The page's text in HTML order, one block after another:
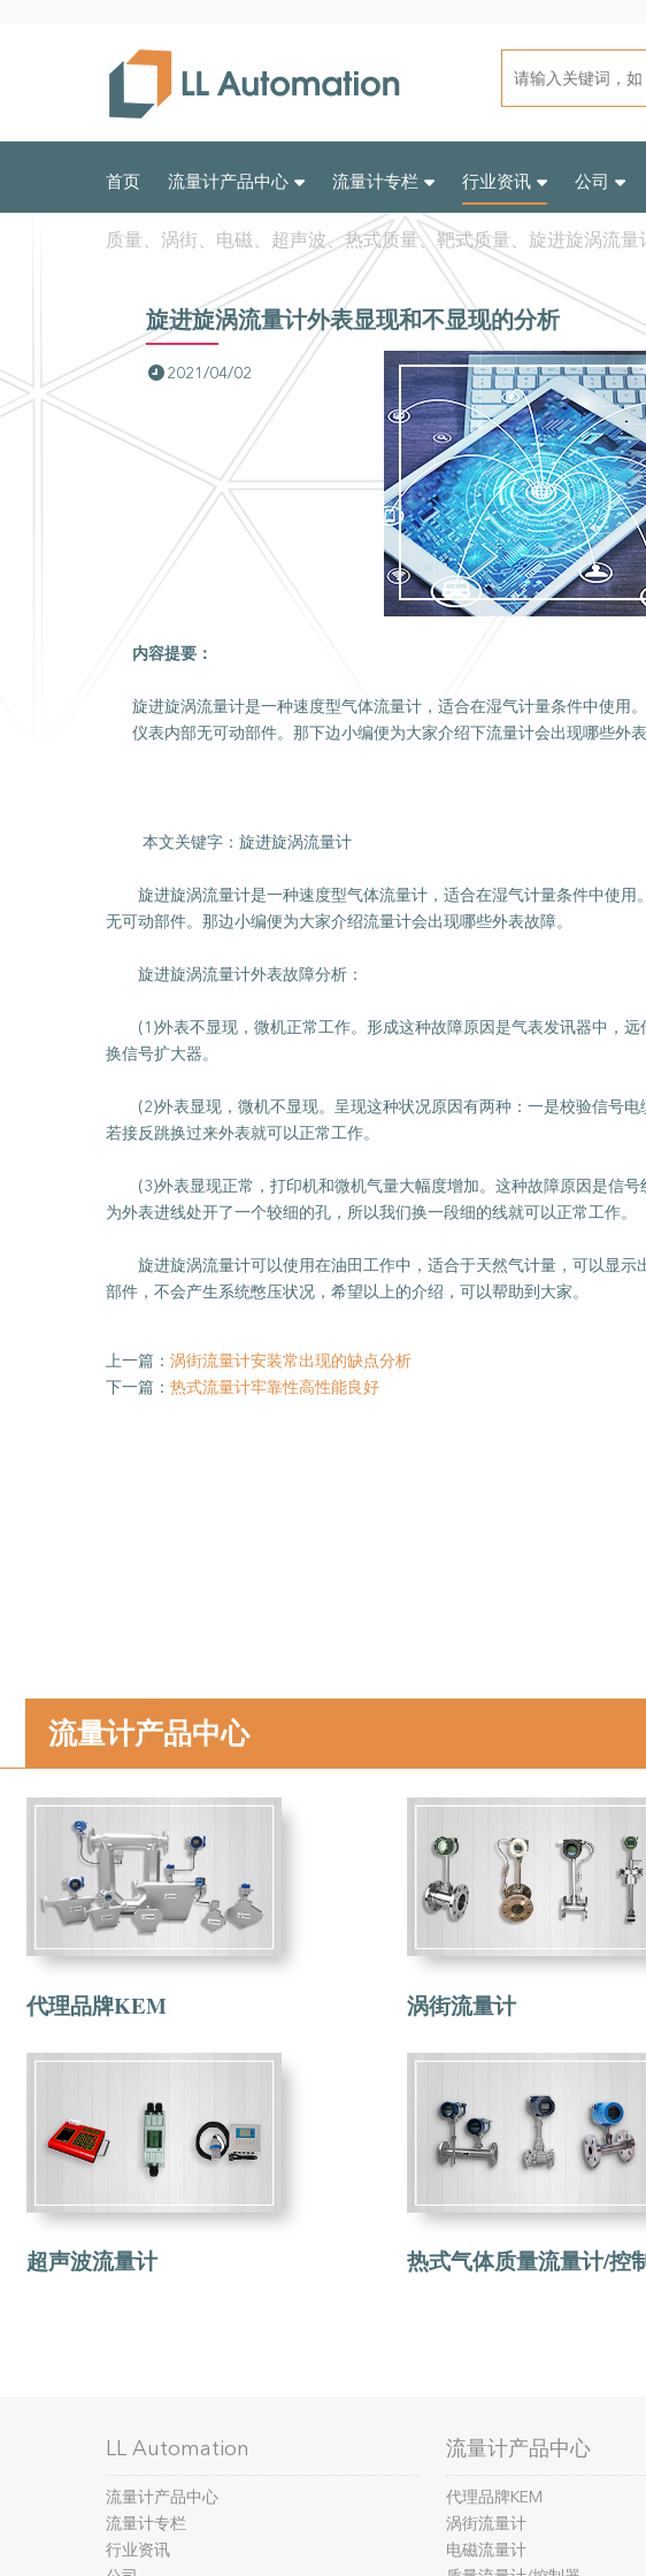
首页 流量计产品中心 流量计专栏 行业资讯 公司
质量、涡街、电磁、超声波、热式质量、靶式质量、旋进旋涡流量
旋进旋涡流量计外表显现和不显现的分析
2021/04/02
内容提要：
旋进旋涡流量计是一种速度型气体流量计，适合在湿气计量条件中使用
仪表内部无可动部件。那下边小编便为大家介绍下流量计会出现哪些
本文关键字：旋进旋涡流量计
旋进旋涡流量计是一种速度型气体流量计，适合在湿气计量条件中使用
无可动部件。那边小编便为大家介绍流量计会出现哪些外表故障。
旋进旋涡流量计外表故障分析：
(1)外表不显现，微机正常工作。形成这种故障原因是气表发讯器中，远
换信号扩大器。
(2)外表显现，微机不显现。呈现这种状况原因有两种：一是校验信号电
若接反跳换过来外表就可以正常工作。
(3)外表显现正常，打印机和微机气量大幅度增加。这种故障原因是信号
为外表进线处开了一个较细的孔，所以我们换一段细的线就可以正常工作。
旋进旋涡流量计可以使用在油田工作中，适合于天然气计量，可以显示
部件，不会产生系统憋压状况，希望以上的介绍，可以帮助到大家。
上一篇：涡街流量计安装常出现的缺点分析
下一篇：热式流量计牢靠性高性能良好
流量计产品中心
代理品牌KEM 涡街流量计
超声波流量计 热式气体质量流量计/控
LL Automation
流量计产品中心
流量计专栏
行业资讯
流量计产品中心
代理品牌KEM
涡街流量计
电磁流量计